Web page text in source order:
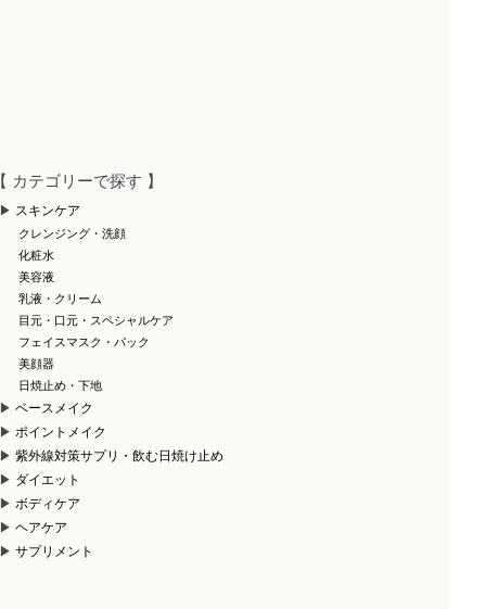
カテゴリーで探す 】
スキンケア
クレンジング・洗顔
化粧水
美容液
乳液・クリーム
目元・口元・スペシャルケア
フェイスマスク・パック
美顔器
日焼止め・下地
ベースメイク
ポイントメイク
紫外線対策サプリ・飲む日焼け止め
ダイエット
ボディケア
ヘアケア
サプリメント